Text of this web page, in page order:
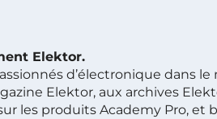
Elektor.
d’électronique dans le
Elektor, aux archives
les produits Academy Pro, et